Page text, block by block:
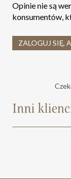
Opinie nie są
konsumentów,
ZALOGUJ SIĘ,
Inni